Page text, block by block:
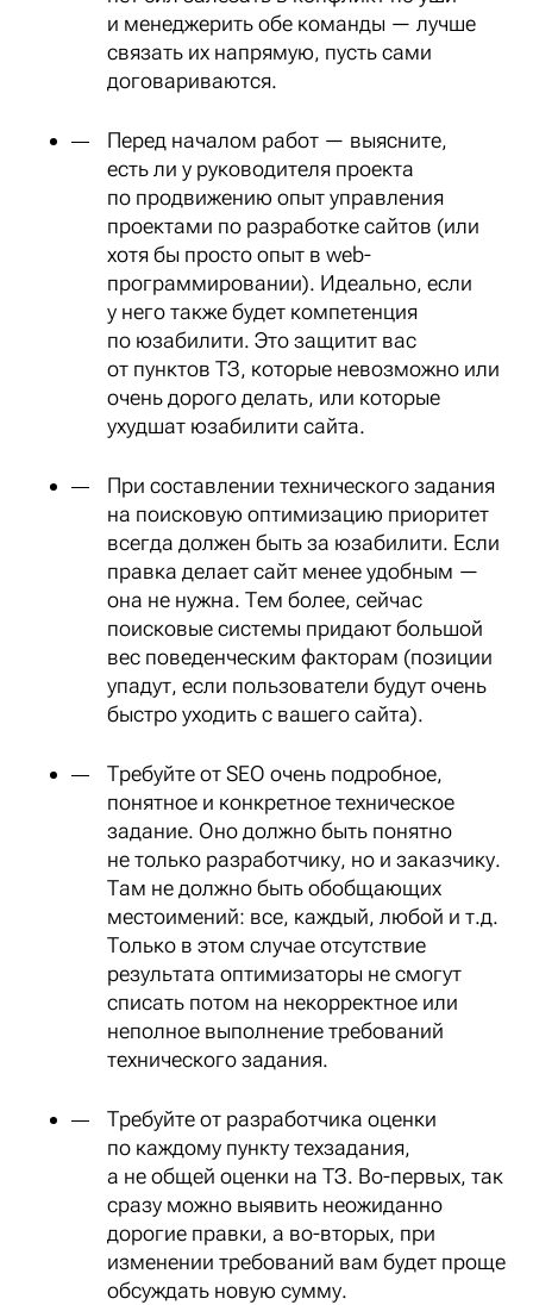
и менеджерить обе команды — лучше
связать их напрямую, пусть сами
договариваются.
Перед началом работ — выясните,
есть ли у руководителя проекта
по продвижению опыт управления
проектами по разработке сайтов (или
хотя бы просто опыт в web-
программировании). Идеально, если
у него также будет компетенция
по юзабилити. Это защитит вас
от пунктов ТЗ, которые невозможно или
очень дорого делать, или которые
ухудшат юзабилити сайта.
При составлении технического задания
на поисковую оптимизацию приоритет
всегда должен быть за юзабилити. Если
правка делает сайт менее удобным —
она не нужна. Тем более, сейчас
поисковые системы придают большой
вес поведенческим факторам (позиции
упадут, если пользователи будут очень
быстро уходить с вашего сайта).
Требуйте от SEO очень подробное,
понятное и конкретное техническое
задание. Оно должно быть понятно
не только разработчику, но и заказчику.
Там не должно быть обобщающих
местоимений: все, каждый, любой и т.д.
Только в этом случае отсутствие
результата оптимизаторы не смогут
списать потом на некорректное или
неполное выполнение требований
технического задания.
Требуйте от разработчика оценки
по каждому пункту техзадания,
а не общей оценки на ТЗ. Во-первых, так
сразу можно выявить неожиданно
дорогие правки, а во-вторых, при
изменении требований вам будет проще
обсуждать новую сумму.